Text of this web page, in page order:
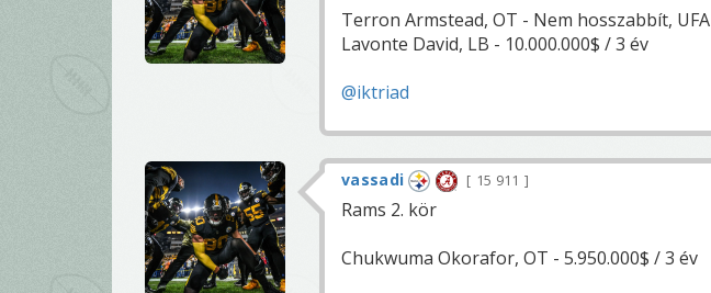
Terron Armstead, OT - Nem hosszabbít, UFA
Lavonte David, LB - 10.000.000$ / 3 év
@iktriad
vassadi 15 911
Rams 2. kör
Chukwuma Okorafor, OT - 5.950.000$ / 3 év